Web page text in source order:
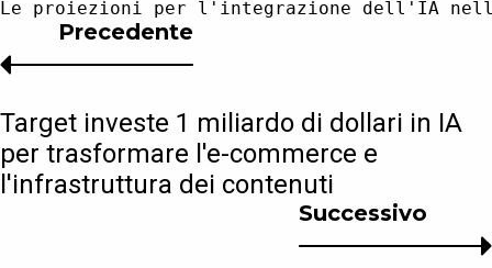
Successivo
Precedente
Target investe 1 miliardo di dollari in IA
per trasformare l'e-commerce e
l'infrastruttura dei contenuti